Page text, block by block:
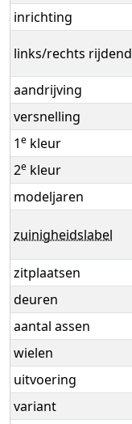
inrichting
links/rechts rijdend
aandrijving
versnelling
1e kleur
2e kleur
modeljaren
zuinigheidslabel
zitplaatsen
deuren
aantal assen
wielen
uitvoering
variant